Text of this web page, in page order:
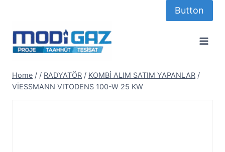
content
Button
Home / / RADYATÖR / KOMBİ ALIM SATIM YAPANLAR /
VİESSMANN VITODENS 100-W 25 KW